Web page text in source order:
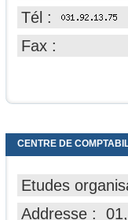
Tél :
Fax :
CENTRE DE
Etudes
Addresse :